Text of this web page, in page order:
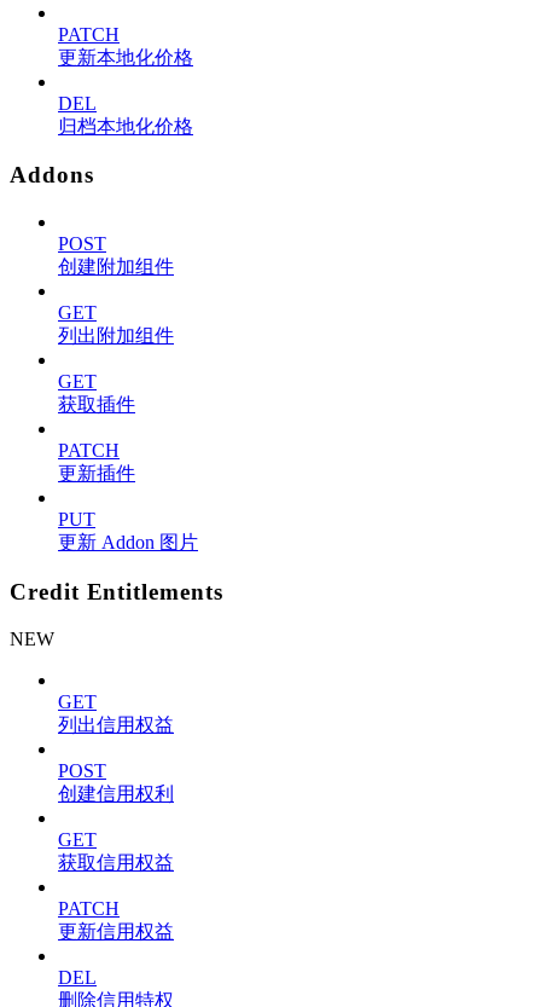
PATCH
更新本地化价格
DEL
归档本地化价格
Addons
POST
创建附加组件
GET
列出附加组件
GET
获取插件
PATCH
更新插件
PUT
更新 Addon 图片
Credit Entitlements
NEW
GET
列出信用权益
POST
创建信用权利
GET
获取信用权益
PATCH
更新信用权益
DEL
删除信用特权